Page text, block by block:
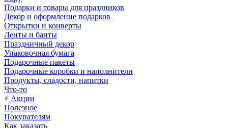
Подарки и товары для праздников
Декор и оформление подарков
Открытки и конверты
Ленты и банты
Праздничный декор
Упаковочная бумага
Подарочные пакеты
Подарочные коробки и наполнители
Продукты, сладости, напитки
Что-то
Акции
Полезное
Покупателям
Как заказать